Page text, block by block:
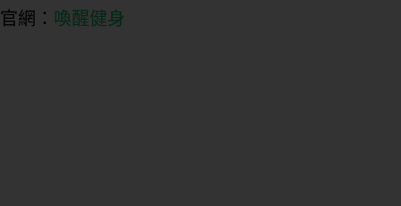
官網： 喚醒健身